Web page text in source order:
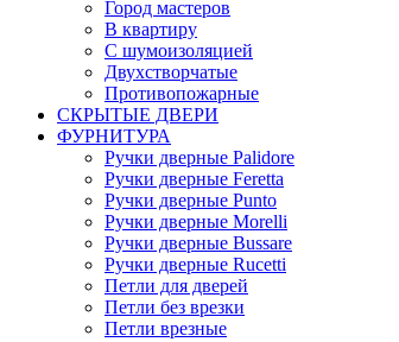
Город мастеров
В квартиру
С шумоизоляцией
Двухстворчатые
Противопожарные
СКРЫТЫЕ ДВЕРИ
ФУРНИТУРА
Ручки дверные Palidore
Ручки дверные Feretta
Ручки дверные Punto
Ручки дверные Morelli
Ручки дверные Bussare
Ручки дверные Rucetti
Петли для дверей
Петли без врезки
Петли врезные